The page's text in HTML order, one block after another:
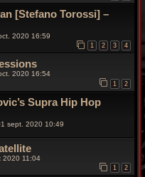
[Stefano Torossi] –
2020 16:59
1 2 3 4
2020 16:54
1 2
Supra Hip Hop
sept. 2020 10:49
2020 11:04
1 2